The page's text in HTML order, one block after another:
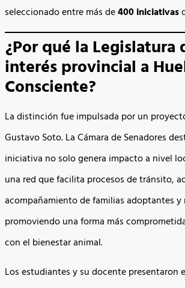
seleccionado entre más de400 iniciativas
¿Por qué la Legislatura
interés provincial a
Consciente?
La distinción fue impulsada por un
Gustavo Soto. La Cámara de Senadores
iniciativa no solo genera impacto a nivel
una red que facilita procesos de tránsito,
acompañamiento de familias adoptantes y
promoviendo una forma más
con el bienestar animal.
Los estudiantes y su docente presentaron